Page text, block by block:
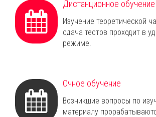
Дистанционное обучение
Изучение теоретической
сдача тестов проходит в
режиме.
Очное обучение
Возникшие вопросы по
материалу